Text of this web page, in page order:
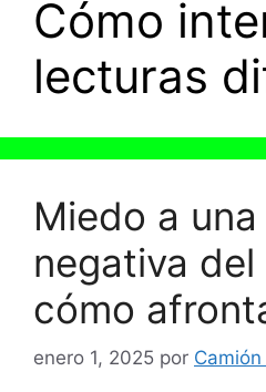
Cómo
lecturas
Miedo a
negativa
cómo
enero 1, 2025 por